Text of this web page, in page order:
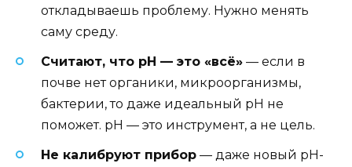
откладываешь проблему. Нужно менять
саму среду.
Считают, что pH — это «всё» — если в
почве нет органики, микроорганизмы,
бактерии, то даже идеальный pH не
поможет. pH — это инструмент, а не цель.
Не калибруют прибор — даже новый pH-